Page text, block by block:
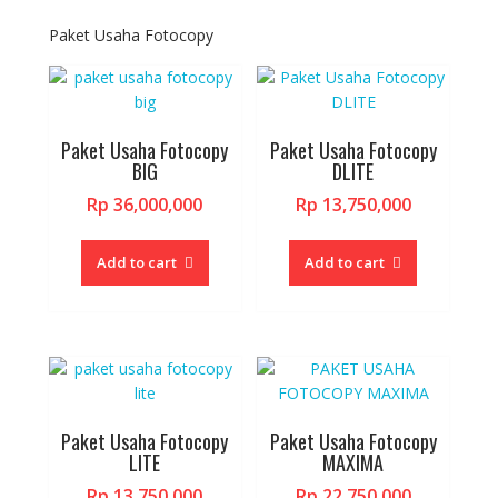
be
the
be
the
Paket Usaha Fotocopy
Paket Usaha Fotocopy
BIG
Rp 36,000,000
Add to cart
Paket Usaha Fotocopy
DLITE
Rp 13,750,000
Add to cart
Paket Usaha Fotocopy
LITE
Paket Usaha Fotocopy
MAXIMA